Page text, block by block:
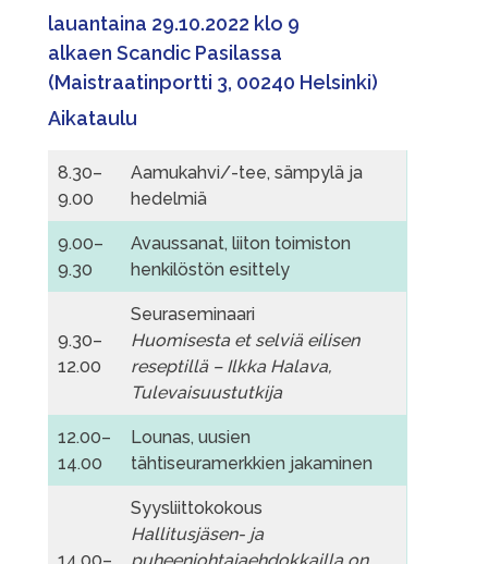
lauantaina 29.10.2022 klo 9
alkaen Scandic Pasilassa
(Maistraatinportti 3, 00240 Helsinki)
Aikataulu
8.30–
9.00
Aamukahvi/-tee, sämpylä ja
hedelmiä
9.00–
9.30
Avaussanat, liiton toimiston
henkilöstön esittely
9.30–
12.00
Seuraseminaari
Huomisesta et selviä eilisen
reseptillä – Ilkka Halava,
Tulevaisuustutkija
12.00–
14.00
Lounas, uusien
tähtiseuramerkkien jakaminen
Syysliittokokous
Hallitusjäsen- ja